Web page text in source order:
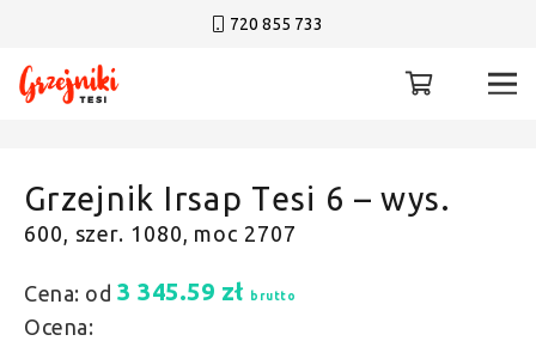
720 855 733
Grzejnik Irsap Tesi 6 – wys.
600, szer. 1080, moc 2707
Cena: od 3 345.59 zł brutto
Ocena: